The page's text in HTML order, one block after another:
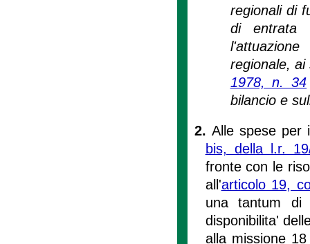
regionali di
di entrata
regionale, ai
1978, n. 34
bilancio e
2. Alle spese per
bis, della l.r.
fronte con le
all'articolo 19,
una tantum
disponibilita'
alla missione